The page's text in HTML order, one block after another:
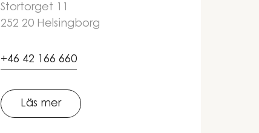
Stortorget 11
252 20 Helsingborg
+46 42 166 660
Läs mer